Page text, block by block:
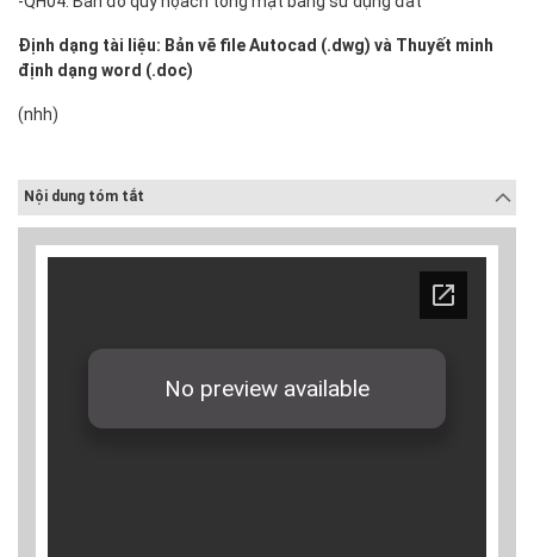
Định dạng tài liệu: Bản vẽ file Autocad (.dwg) và Thuyết minh
định dạng word (.doc)
(nhh)
Nội dung tóm tắt